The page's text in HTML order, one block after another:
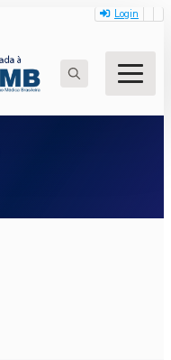
Login
for: